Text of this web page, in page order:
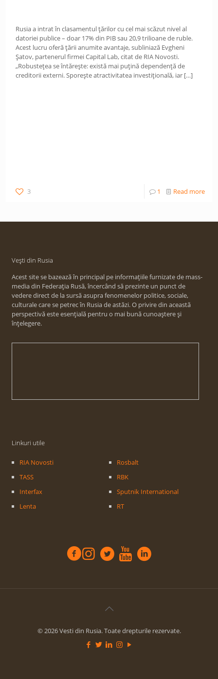
Rusia a intrat în clasamentul țărilor cu cel mai scăzut nivel al
datoriei publice – doar 17% din PIB sau 20,9 trilioane de ruble.
Acest lucru oferă țării anumite avantaje, subliniază Evgheni
Șatov, partenerul firmei Capital Lab, citat de RIA Novosti.
„Robustețea se întărește: există mai puțină dependență de
creditorii externi. Sporește atractivitatea investițională, iar […]
3 1 Read more
Vești din Rusia
Acest site se bazează în principal pe informațiile furnizate de mass-
media din Federația Rusă, încercând să prezinte un punct de
vedere direct de la sursă asupra fenomenelor politice, sociale,
culturale care se petrec în Rusia de astăzi. O privire din această
perspectivă este esențială pentru o mai bună cunoaștere și
înțelegere.
Linkuri utile
RIA Novosti
TASS
Interfax
Lenta
Rosbalt
RBK
Sputnik International
RT
© 2026 Vesti din Rusia. Toate drepturile rezervate.